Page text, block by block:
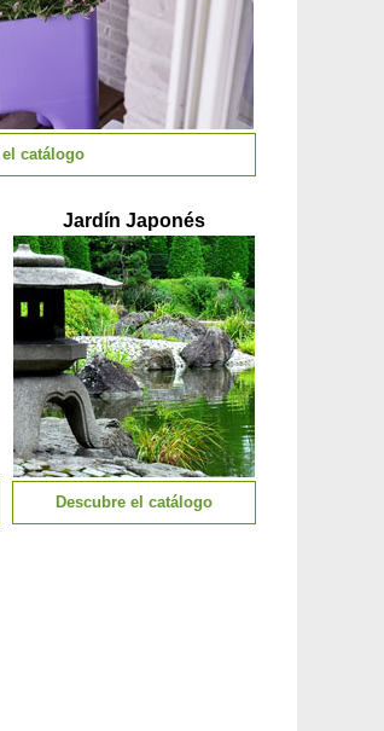
el catálogo
Jardín Japonés
Descubre el catálogo